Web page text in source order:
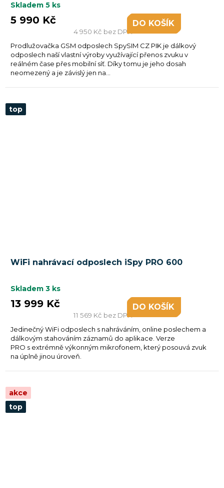
je
5,0
hvězdiček.
Skladem 5 ks
4 950 Kč bez DPH
5 990 Kč DO KOŠÍKU
Prodlužovačka GSM odposlech SpySIM CZ PIK je dálkový
odposlech naší vlastní výroby využívající přenos zvuku v
reálném čase přes mobilní síť. Díky tomu je jeho dosah
neomezený a je závislý jen na...
top
WiFi nahrávací odposlech iSpy PRO 600
Skladem 3 ks
11 569 Kč bez DPH
13 999 Kč DO KOŠÍKU
Jedinečný WiFi odposlech s nahráváním, online poslechem a
dálkovým stahováním záznamů do aplikace. Verze
PRO s extrémně výkonným mikrofonem, který posouvá zvuk
na úplně jinou úroveň.
akce
top